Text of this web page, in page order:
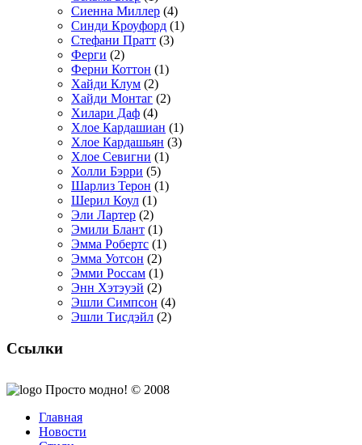
Сиенна Миллер (4)
Синди Кроуфорд (1)
Стефани Пратт (3)
Ферги (2)
Ферни Коттон (1)
Хайди Клум (2)
Хайди Монтаг (2)
Хилари Даф (4)
Хлое Кардашиан (1)
Хлое Кардашьян (3)
Хлое Севигни (1)
Холли Бэрри (5)
Шарлиз Терон (1)
Шерил Коул (1)
Эли Лартер (2)
Эмили Блант (1)
Эмма Робертс (1)
Эмма Уотсон (2)
Эмми Россам (1)
Энн Хэтэуэй (2)
Эшли Симпсон (4)
Эшли Тисдэйл (2)
Ссылки
Просто модно! © 2008
Главная
Новости